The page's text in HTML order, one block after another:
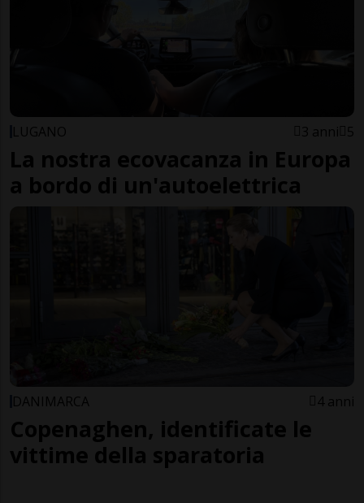
LUGANO 3 anni 5
La nostra ecovacanza in Europa
a bordo di un'autoelettrica
DANIMARCA 4 anni
Copenaghen, identificate le
vittime della sparatoria